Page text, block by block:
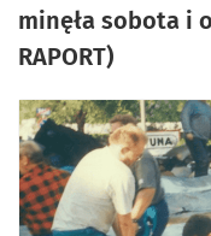
minęła sobota i
RAPORT)